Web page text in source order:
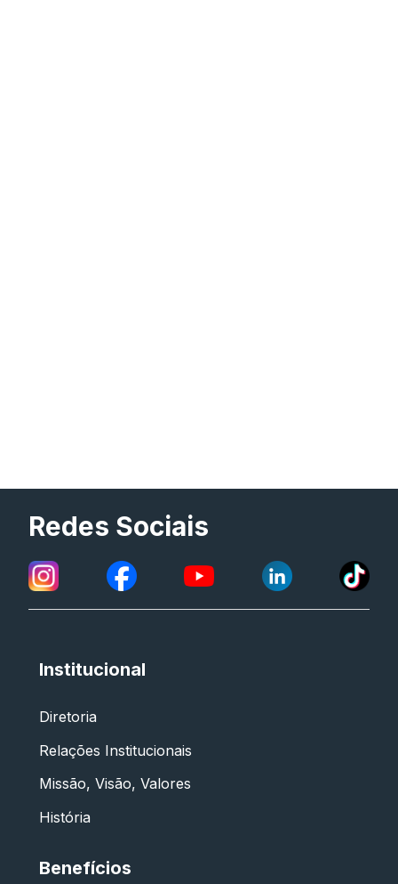
Redes Sociais
Institucional
Diretoria
Relações Institucionais
Missão, Visão, Valores
História
Benefícios